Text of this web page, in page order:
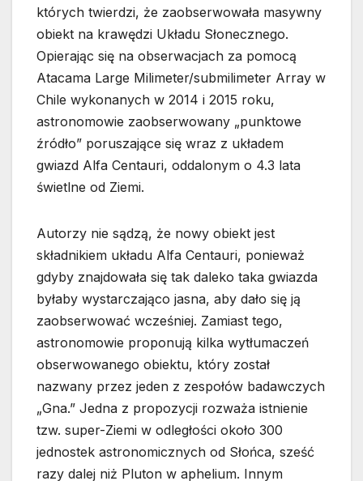
których twierdzi, że zaobserwowała masywny
obiekt na krawędzi Układu Słonecznego.
Opierając się na obserwacjach za pomocą
Atacama Large Milimeter/submilimeter Array w
Chile wykonanych w 2014 i 2015 roku,
astronomowie zaobserwowany „punktowe
źródło” poruszające się wraz z układem
gwiazd Alfa Centauri, oddalonym o 4.3 lata
świetlne od Ziemi.
Autorzy nie sądzą, że nowy obiekt jest
składnikiem układu Alfa Centauri, ponieważ
gdyby znajdowała się tak daleko taka gwiazda
byłaby wystarczająco jasna, aby dało się ją
zaobserwować wcześniej. Zamiast tego,
astronomowie proponują kilka wytłumaczeń
obserwowanego obiektu, który został
nazwany przez jeden z zespołów badawczych
„Gna.” Jedna z propozycji rozważa istnienie
tzw. super-Ziemi w odległości około 300
jednostek astronomicznych od Słońca, sześć
razy dalej niż Pluton w aphelium. Innym